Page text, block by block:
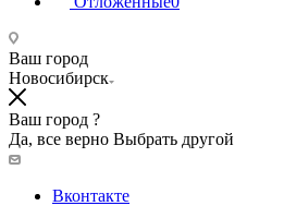
Ваш город
Новосибирск
Ваш город ?
Да, все верно Выбрать другой
Вконтакте